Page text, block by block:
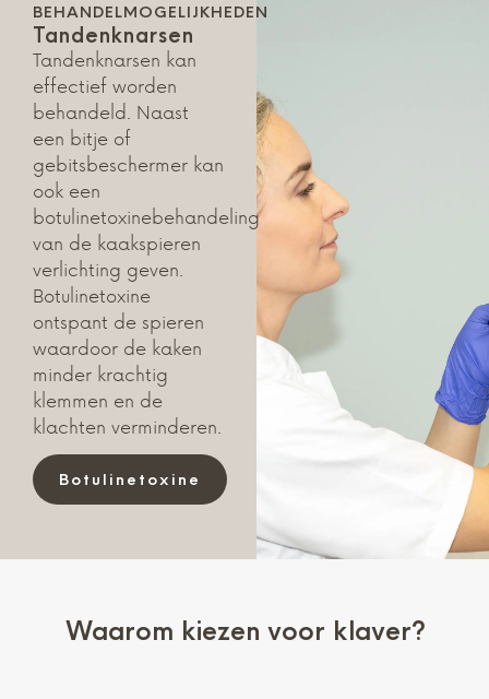
BEHANDELMOGELIJKHEDEN
Tandenknarsen
Tandenknarsen kan
effectief worden
behandeld. Naast
een bitje of
gebitsbeschermer kan
ook een
botulinetoxinebehandeling
van de kaakspieren
verlichting geven.
Botulinetoxine
ontspant de spieren
waardoor de kaken
minder krachtig
klemmen en de
klachten verminderen.
Botulinetoxine
Waarom kiezen voor klaver?